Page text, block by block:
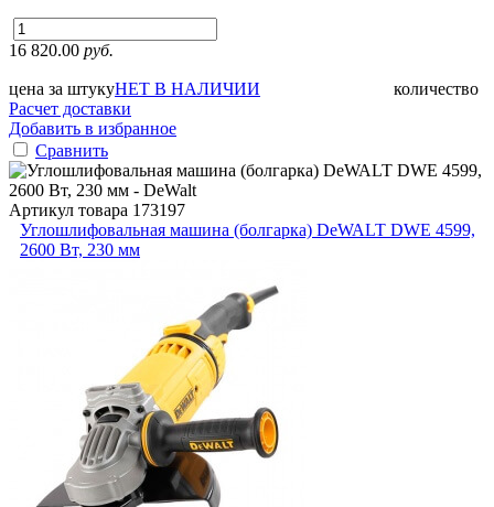
16 820.00 руб.
цена за штуку количество
НЕТ В НАЛИЧИИ
Расчет доставки
Добавить в избранное
Сравнить
Артикул товара 173197
Углошлифовальная машина (болгарка) DeWALT DWE 4599,
2600 Вт, 230 мм